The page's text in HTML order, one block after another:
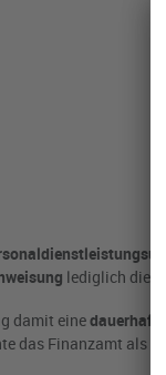
lediglich die
damit eine
das Finanzamt als